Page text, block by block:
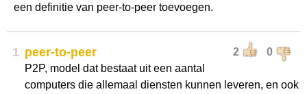
een definitie van peer-to-peer toevoegen.
1 2 0
peer-to-peer
P2P, model dat bestaat uit een aantal
computers die allemaal diensten kunnen leveren, en ook